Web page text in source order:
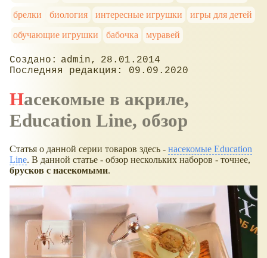
брелки
биология интересные игрушки
игры для детей
обучающие игрушки
бабочка муравей
admin
28.01.2014
09.09.2020
Насекомые в акриле,
Education Line, обзор
Статья о данной серии товаров здесь - насекомые Education
Line. В данной статье - обзор нескольких наборов - точнее,
брусков с насекомыми.